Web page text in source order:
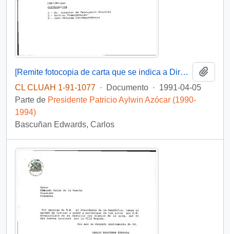
[Remite fotocopia de carta que se indica a Director de TVN]
CL CLUAH 1-91-1077 · Documento · 1991-04-05
Parte de Presidente Patricio Aylwin Azócar (1990-
1994)
Bascuñan Edwards, Carlos